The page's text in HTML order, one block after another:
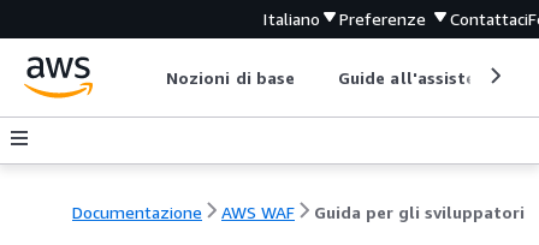
Italiano Preferenze Contattaci
Nozioni di base Guide all'assistenza
Documentazione AWS WAF Guida per gli sviluppatori